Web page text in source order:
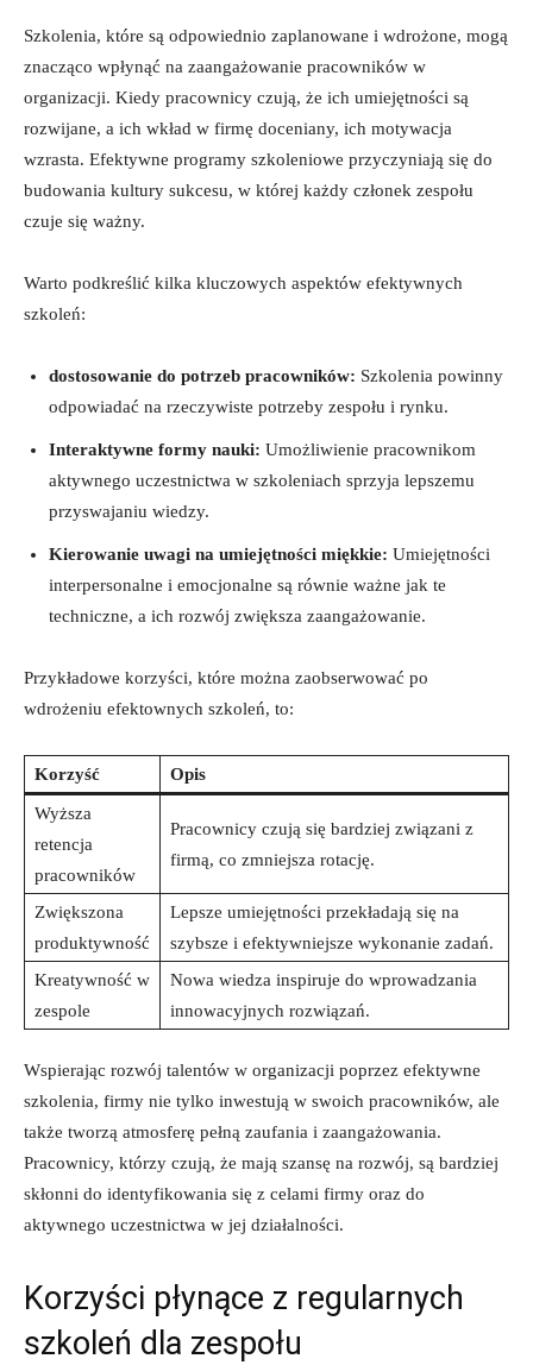
Szkolenia, które są odpowiednio zaplanowane i wdrożone, mogą
znacząco wpłynąć na zaangażowanie pracowników w
organizacji. Kiedy pracownicy czują, że ich umiejętności są
rozwijane, a ich wkład w firmę doceniany, ich motywacja
wzrasta. Efektywne programy szkoleniowe przyczyniają się do
budowania kultury sukcesu, w której każdy członek zespołu
czuje się ważny.
Warto podkreślić kilka kluczowych aspektów efektywnych
szkoleń:
dostosowanie do potrzeb pracowników: Szkolenia powinny
odpowiadać na rzeczywiste potrzeby zespołu i rynku.
Interaktywne formy nauki: Umożliwienie pracownikom
aktywnego uczestnictwa w szkoleniach sprzyja lepszemu
przyswajaniu wiedzy.
Kierowanie uwagi na umiejętności miękkie: Umiejętności
interpersonalne i emocjonalne są równie ważne jak te
techniczne, a ich rozwój zwiększa zaangażowanie.
Przykładowe korzyści, które można zaobserwować po
wdrożeniu efektownych szkoleń, to:
Korzyść Opis
Wyższa
retencja
pracowników
Pracownicy czują się bardziej związani z
firmą, co zmniejsza rotację.
Zwiększona
produktywność
Lepsze umiejętności przekładają się na
szybsze i efektywniejsze wykonanie zadań.
Kreatywność w
zespole
Nowa wiedza inspiruje do wprowadzania
innowacyjnych rozwiązań.
Wspierając rozwój talentów w organizacji poprzez efektywne
szkolenia, firmy nie tylko inwestują w swoich pracowników, ale
także tworzą atmosferę pełną zaufania i zaangażowania.
Pracownicy, którzy czują, że mają szansę na rozwój, są bardziej
skłonni do identyfikowania się z celami firmy oraz do
aktywnego uczestnictwa w jej działalności.
Korzyści płynące z regularnych
szkoleń dla zespołu